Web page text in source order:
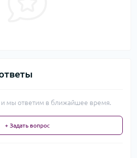
и мы ответим в ближайшее время.
+ Задать вопрос